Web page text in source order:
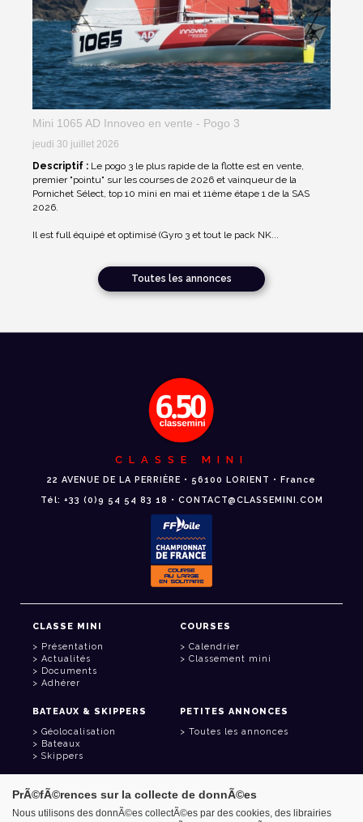
Mini 1065 AD Innoveo en vente - Pogo 3
jeudi 30 juillet 2026
Descriptif : Le pogo 3 le plus rapide de la flotte est en vente,
premier "pointu" sur les courses de 2026 et vainqueur de la
Pornichet Sélect, top 10 mini en mai et 11ème étape 1 de la SAS
2026.
Il est full équipé et optimisé (Gyro 3 et tout le pack NK...
Toutes les annonces
CLASSE MINI
22 AVENUE DE LA PERRIÈRE • 56100 LORIENT • France
Tél: +33 (0)9 54 54 83 18 • CONTACT@CLASSEMINI.COM
CLASSE MINI
Présentation
Actualités
Documents
Adhérer
COURSES
Calendrier
Classement mini
BATEAUX & SKIPPERS
Géolocalisation
Bateaux
Skippers
PETITES ANNONCES
Toutes les annonces
Espace adhérent
Contact
PrÃ©fÃ©rences sur la collecte de donnÃ©es
Nous utilisons des donnÃ©es collectÃ©es par des cookies, des librairies